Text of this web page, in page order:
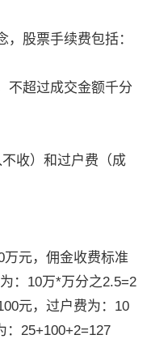
股票手续费包括：
不超过成交金额千分
收）和过户费（成
万元，佣金收费标准
：10万*万分之2.5=2
元，过户费为：10
：25+100+2=127